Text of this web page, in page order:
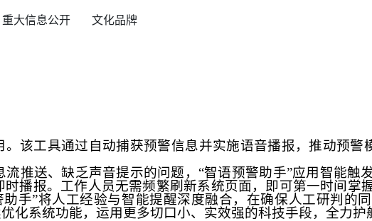
重大信息公开 文化品牌
。该工具通过自动捕获预警信息并实施语音播报，推动预警
推送、缺乏声音提示的问题， “智语预警助手”应用智能触
播报。工作人员无需频繁刷新系统页面，即可第一时间掌
助手”将人工经验与智能提醒深度融合，在确保人工研判的
化系统功能，运用更多切口小、实效强的科技手段，全力护